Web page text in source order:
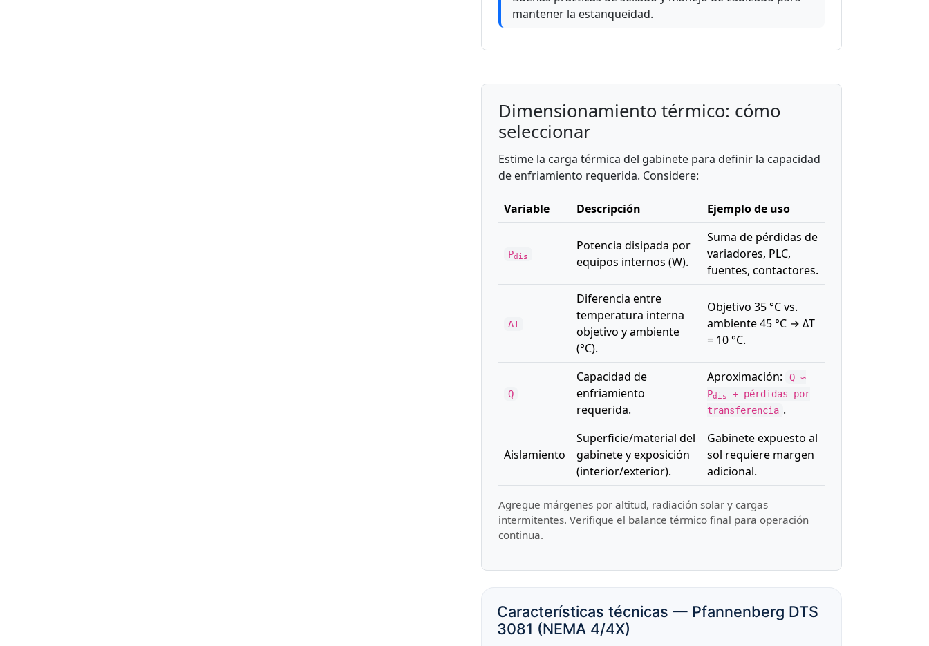
mantener la estanqueidad.
Dimensionamiento térmico: cómo
seleccionar
Estime la carga térmica del gabinete para definir la capacidad
de enfriamiento requerida. Considere:
Variable Descripción Ejemplo de uso
Pdis
Potencia disipada por
equipos internos (W).
Suma de pérdidas de
variadores, PLC,
fuentes, contactores.
ΔT
Diferencia entre
temperatura interna
objetivo y ambiente
(°C).
Objetivo 35 °C vs.
ambiente 45 °C → ΔT
= 10 °C.
Q
Capacidad de
enfriamiento
requerida.
Aproximación:
Q ≈
Pdis
+ pérdidas por
transferencia .
Aislamiento
Superficie/material del
gabinete y exposición
(interior/exterior).
Gabinete expuesto al
sol requiere margen
adicional.
Agregue márgenes por altitud, radiación solar y cargas
intermitentes. Verifique el balance térmico final para operación
continua.
Características técnicas — Pfannenberg DTS
3081 (NEMA 4/4X)